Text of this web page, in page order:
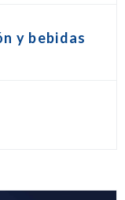
y bebidas